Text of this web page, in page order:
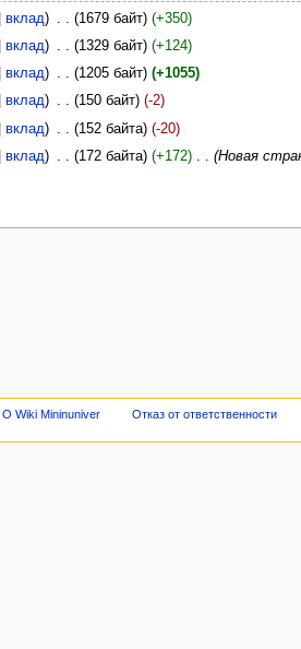
|вклад) (1679 байт) (+350)
|вклад) . . (1329 байт) (+124)
|вклад) . . (1205 байт) (+1055)
|вклад) . . (150 байт) (-2)
|вклад) (152 байта) (-20)
|вклад) . . (172 байта) (+172)‎ . . (Новая
О Wiki Mininuniver Отказ от ответственности